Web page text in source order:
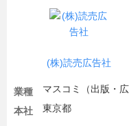
(株)読売広告社
業種
本社
東京都